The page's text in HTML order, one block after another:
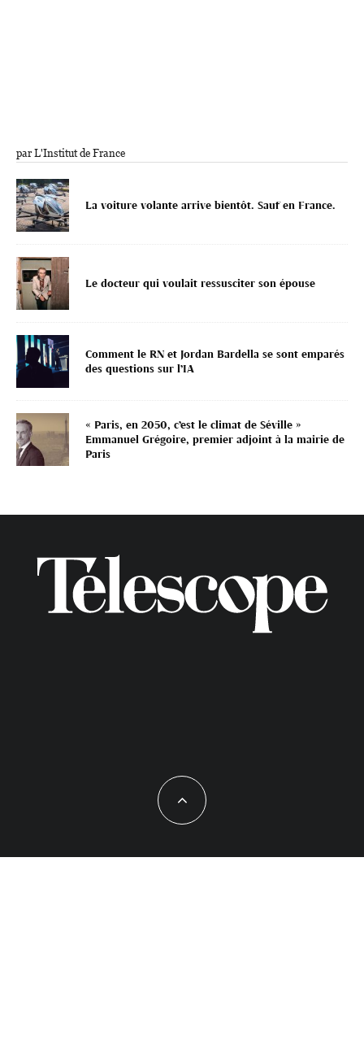
par L'Institut de France
La voiture volante arrive bientôt. Sauf en France.
Le docteur qui voulait ressusciter son épouse
Comment le RN et Jordan Bardella se sont emparés
des questions sur l’IA
« Paris, en 2050, c’est le climat de Séville »
Emmanuel Grégoire, premier adjoint à la mairie de
Paris